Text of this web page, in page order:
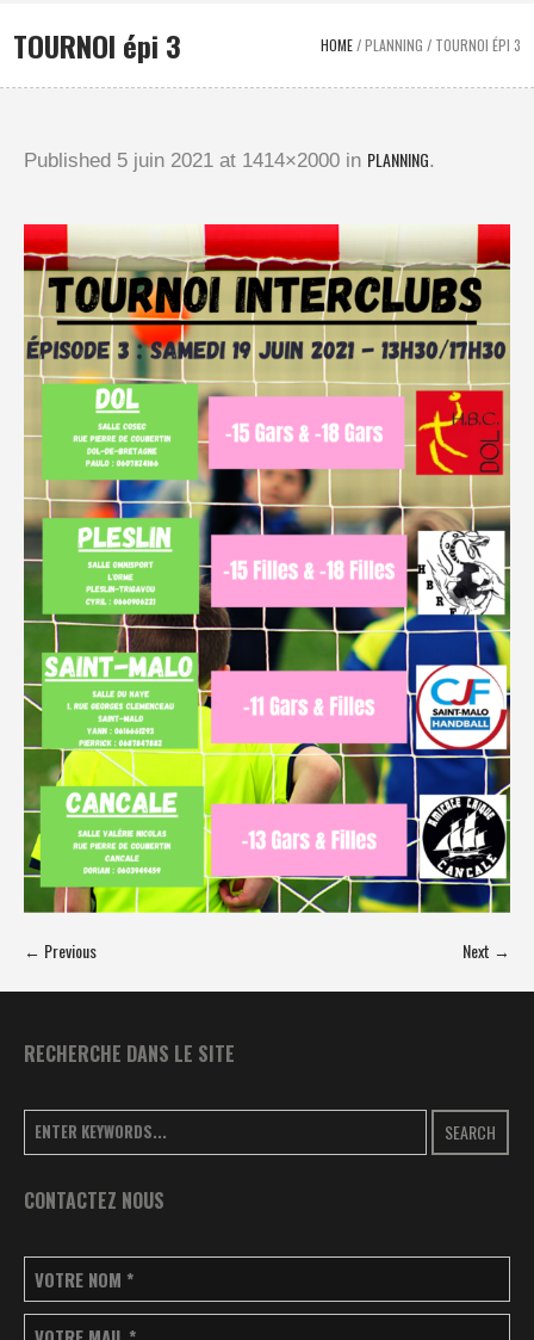
TOURNOI épi 3 HOME/PLANNING / TOURNOI ÉPI 3
Published 5 juin 2021 at 1414×2000 in PLANNING.
← Previous Next →
RECHERCHE DANS LE SITE
SEARCH
CONTACTEZ NOUS
VOTRE NOM *